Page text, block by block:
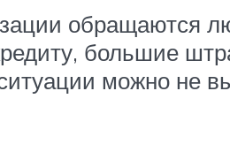
обращаются
большие
можно не